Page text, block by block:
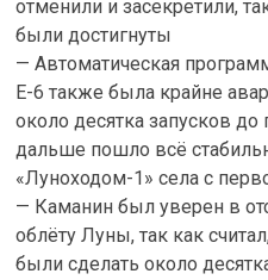
отменили и засекретили,
были достигнуты
— Автоматическая
Е-6 также была крайне
около десятка запусков
дальше пошло всё
«Луноходом-1» села с
— Каманин был уверен в
облёту Луны, так как
были сделать около